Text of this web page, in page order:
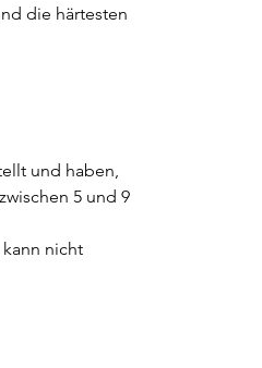
die härtesten
und haben,
5 und 9
nicht